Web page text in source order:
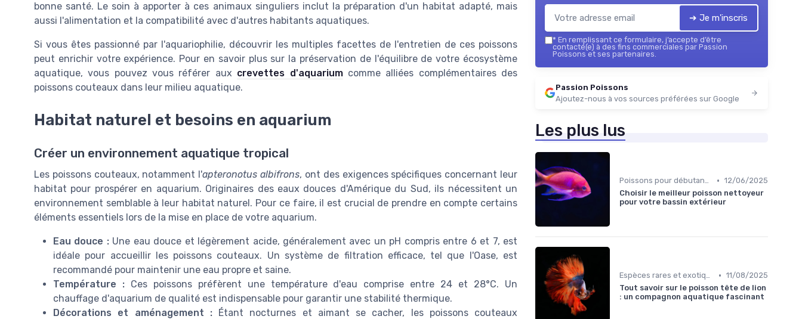
bonne santé. Le soin à apporter à ces animaux singuliers inclut la préparation d'un habitat adapté, mais
aussi l'alimentation et la compatibilité avec d'autres habitants aquatiques.
Si vous êtes passionné par l'aquariophilie, découvrir les multiples facettes de l'entretien de ces poissons
peut enrichir votre expérience. Pour en savoir plus sur la préservation de l'équilibre de votre écosystème
aquatique, vous pouvez vous référer aux crevettes d'aquariumcomme alliées complémentaires des
poissons couteaux dans leur milieu aquatique.
Habitat naturel et besoins en aquarium
Créer un environnement aquatique tropical
Les poissons couteaux, notamment l'apteronotus albifrons, ont des exigences spécifiques concernant leur
habitat pour prospérer en aquarium. Originaires des eaux douces d'Amérique du Sud, ils nécessitent un
environnement semblable à leur habitat naturel. Pour ce faire, il est crucial de prendre en compte certains
éléments essentiels lors de la mise en place de votre aquarium.
Eau douce :Une eau douce et légèrement acide, généralement avec un pH compris entre 6 et 7, est
idéale pour accueillir les poissons couteaux. Un système de filtration efficace, tel que l'Oase, est
recommandé pour maintenir une eau propre et saine.
Température :Ces poissons préfèrent une température d'eau comprise entre 24 et 28°C. Un
chauffage d'aquarium de qualité est indispensable pour garantir une stabilité thermique.
Décorations et aménagement :Étant nocturnes et aimant se cacher, les poissons couteaux
➔ Je m'inscris
* En remplissant ce formulaire, j’accepte d’être
contacté(e) à des fins commerciales par Passion
Poissons et ses partenaires.
Passion Poissons
Ajoutez-nous à vos sources préférées sur Google
Les plus lus
Poissons pour débutants • 12/06/2025
Choisir le meilleur poisson nettoyeur
pour votre bassin extérieur
Espèces rares et exotiques • 11/08/2025
Tout savoir sur le poisson tête de lion
: un compagnon aquatique fascinant